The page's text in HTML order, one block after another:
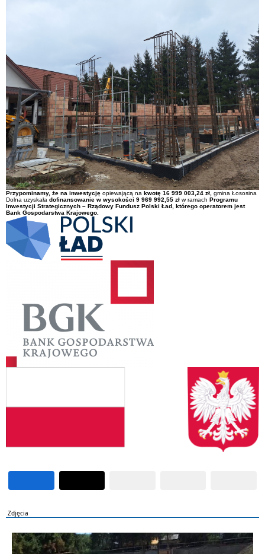
Przypominamy, że na inwestycję opiewającą na kwotę 16 999 003,24 zł gmina Łososina
Dolna uzyskała dofinansowanie w wysokości 9 969 992,55 zł w ramach Programu
Inwestycji Strategicznych – Rządowy Fundusz Polski Ład, którego operatorem jest
Bank Gospodarstwa Krajowego.
Zdjęcia